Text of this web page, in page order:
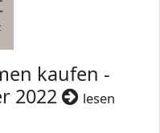
kaufen -
2022
lesen